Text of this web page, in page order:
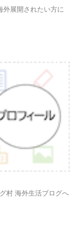
外展開されたい方に